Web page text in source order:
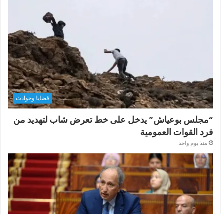
قضايا وحوادث
“مجلس بوعياش” يدخل على خط تعرض شاب لتهديد من
فرد القوات العمومية
منذ يوم واحد